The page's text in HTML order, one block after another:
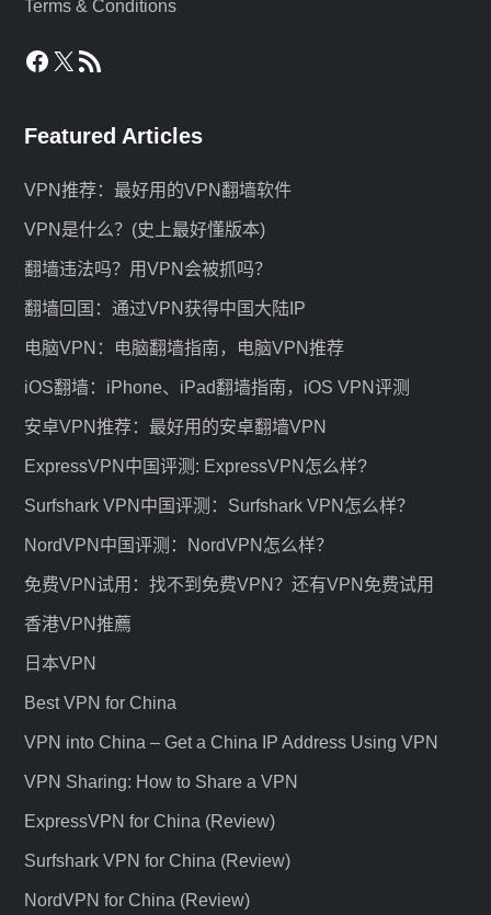
Terms & Conditions
Facebook X RSS Feed
Featured Articles
VPN推荐：最好用的VPN翻墙软件
VPN是什么？(史上最好懂版本)
翻墙违法吗？用VPN会被抓吗？
翻墙回国：通过VPN获得中国大陆IP
电脑VPN：电脑翻墙指南，电脑VPN推荐
iOS翻墙：iPhone、iPad翻墙指南，iOS VPN评测
安卓VPN推荐：最好用的安卓翻墙VPN
ExpressVPN中国评测: ExpressVPN怎么样?
Surfshark VPN中国评测：Surfshark VPN怎么样？
NordVPN中国评测：NordVPN怎么样？
免费VPN试用：找不到免费VPN？还有VPN免费试用
香港VPN推薦
日本VPN
Best VPN for China
VPN into China – Get a China IP Address Using VPN
VPN Sharing: How to Share a VPN
ExpressVPN for China (Review)
Surfshark VPN for China (Review)
NordVPN for China (Review)